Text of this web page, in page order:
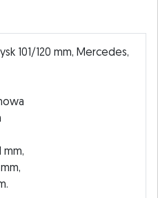
101/120 mm, Mercedes,
mm,